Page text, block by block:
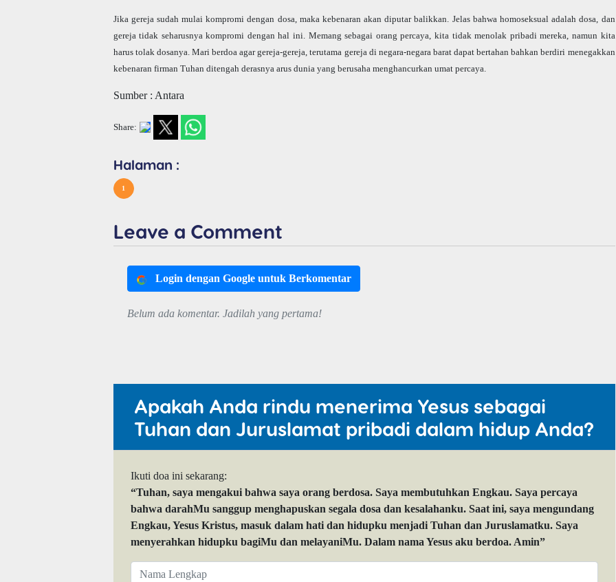
Jika gereja sudah mulai kompromi dengan dosa, maka kebenaran akan diputar balikkan. Jelas bahwa homoseksual adalah dosa, dan
gereja tidak seharusnya kompromi dengan hal ini. Memang sebagai orang percaya, kita tidak menolak pribadi mereka, namun kita
harus tolak dosanya. Mari berdoa agar gereja-gereja, terutama gereja di negara-negara barat dapat bertahan bahkan berdiri menegakkan
kebenaran firman Tuhan ditengah derasnya arus dunia yang berusaha menghancurkan umat percaya.
Sumber : Antara
Share:
Halaman :
1
Leave a Comment
Login dengan Google untuk Berkomentar
Belum ada komentar. Jadilah yang pertama!
Apakah Anda rindu menerima Yesus sebagai
Tuhan dan Juruslamat pribadi dalam hidup Anda?
Ikuti doa ini sekarang:
“Tuhan, saya mengakui bahwa saya orang berdosa. Saya membutuhkan Engkau. Saya percaya
bahwa darahMu sanggup menghapuskan segala dosa dan kesalahanku. Saat ini, saya mengundang
Engkau, Yesus Kristus, masuk dalam hati dan hidupku menjadi Tuhan dan Juruslamatku. Saya
menyerahkan hidupku bagiMu dan melayaniMu. Dalam nama Yesus aku berdoa. Amin”